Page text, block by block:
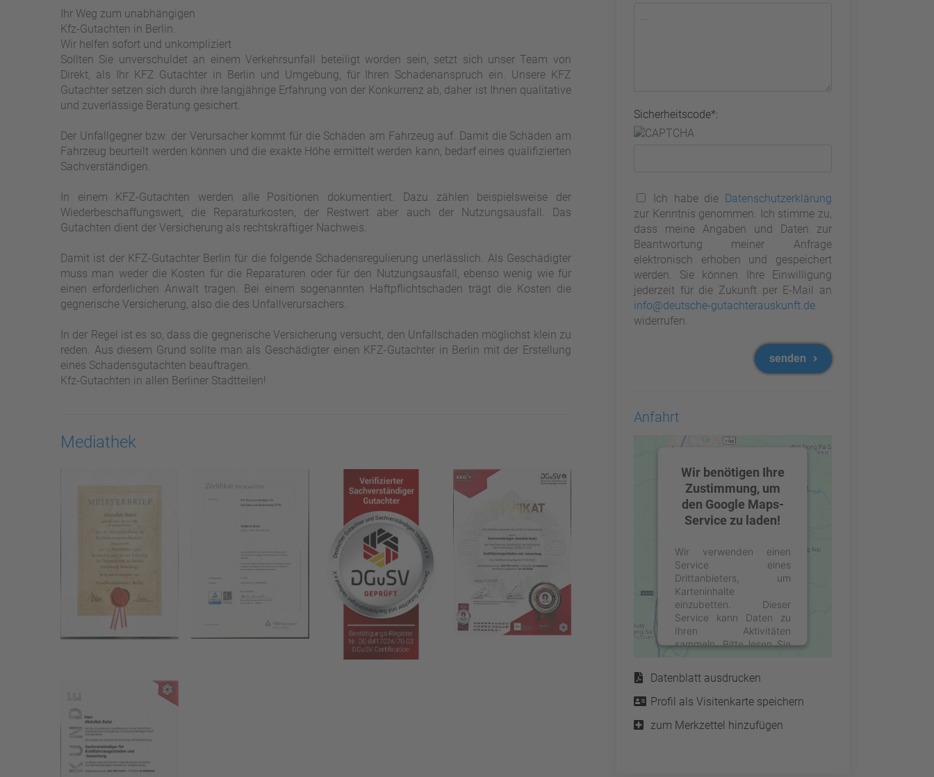
Ihr Weg zum unabhängigen
Kfz-Gutachten in Berlin.
Wir helfen sofort und unkompliziert
Sollten Sie unverschuldet an einem Verkehrsunfall beteiligt worden sein, setzt sich unser Team von
Direkt, als Ihr KFZ Gutachter in Berlin und Umgebung, für Ihren Schadenanspruch ein. Unsere KFZ
Gutachter setzen sich durch ihre langjährige Erfahrung von der Konkurrenz ab, daher ist Ihnen qualitative
und zuverlässige Beratung gesichert.
Der Unfallgegner bzw. der Verursacher kommt für die Schäden am Fahrzeug auf. Damit die Schäden am
Fahrzeug beurteilt werden können und die exakte Höhe ermittelt werden kann, bedarf eines qualifizierten
Sachverständigen.
In einem KFZ-Gutachten werden alle Positionen dokumentiert. Dazu zählen beispielsweise der
Wiederbeschaffungswert, die Reparaturkosten, der Restwert aber auch der Nutzungsausfall. Das
Gutachten dient der Versicherung als rechtskräftiger Nachweis.
Damit ist der KFZ-Gutachter Berlin für die folgende Schadensregulierung unerlässlich. Als Geschädigter
muss man weder die Kosten für die Reparaturen oder für den Nutzungsausfall, ebenso wenig wie für
einen erforderlichen Anwalt tragen. Bei einem sogenannten Haftpflichtschaden trägt die Kosten die
gegnerische Versicherung, also die des Unfallverursachers.
In der Regel ist es so, dass die gegnerische Versicherung versucht, den Unfallschaden möglichst klein zu
reden. Aus diesem Grund sollte man als Geschädigter einen KFZ-Gutachter in Berlin mit der Erstellung
eines Schadensgutachten beauftragen.
Kfz-Gutachten in allen Berliner Stadtteilen!
Mediathek
Sicherheitscode*:
Ich habe die Datenschutzerklärung
zur Kenntnis genommen. Ich stimme zu,
dass meine Angaben und Daten zur
Beantwortung meiner Anfrage
elektronisch erhoben und gespeichert
werden. Sie können Ihre Einwilligung
jederzeit für die Zukunft per E-Mail an
info@deutsche-gutachterauskunft.de
widerrufen.
senden
Anfahrt
Wir benötigen Ihre
Zustimmung, um
den Google Maps-
Service zu laden!
Wir verwenden einen
Service eines
Drittanbieters, um
Karteninhalte
einzubetten. Dieser
Service kann Daten zu
Ihren Aktivitäten
sammeln. Bitte lesen Sie
die Details durch und
des Service zu, um diese
Karte anzuzeigen.
Mehr Informationen
Service
Datenblatt ausdrucken
Profil als Visitenkarte speichern
zum Merkzettel hinzufügen